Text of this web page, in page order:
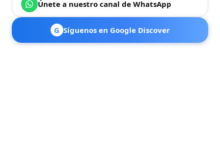
Únete a nuestro canal de WhatsApp
G Síguenos en Google Discover